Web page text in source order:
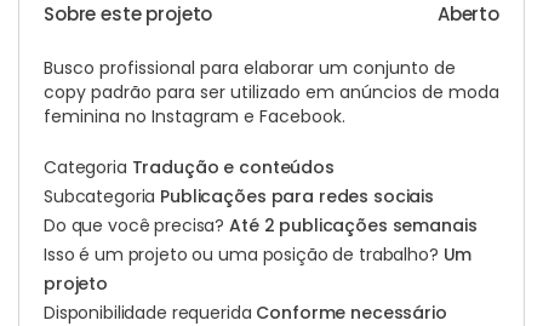
Sobre este projeto Aberto
Busco profissional para elaborar um conjunto de
copy padrão para ser utilizado em anúncios de moda
feminina no Instagram e Facebook.
Categoria Tradução e conteúdos
Subcategoria Publicações para redes sociais
Do que você precisa?Até 2 publicações semanais
Isso é um projeto ou uma posição de trabalho? Um
projeto
Disponibilidade requerida Conforme necessário